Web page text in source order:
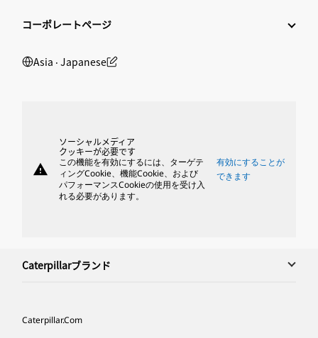
コーポレートページ
Asia ‧ Japanese
warning
ソーシャルメディア
クッキーが必要です
この機能を有効にするには、ターゲテ
ィングCookie、機能Cookie、および
パフォーマンスCookieの使用を受け入
れる必要があります。
有効にすることが
できます
Caterpillarブランド
Caterpillar.com